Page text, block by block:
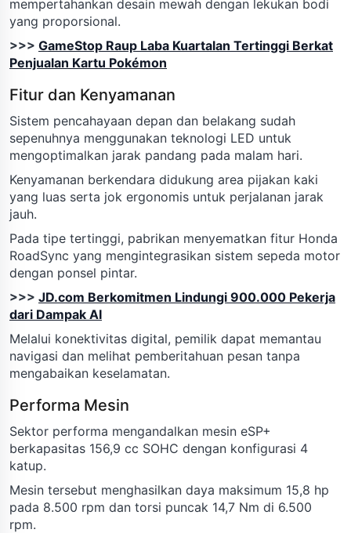
mempertahankan desain mewah dengan lekukan bodi
yang proporsional.
>>> GameStop Raup Laba Kuartalan Tertinggi Berkat
Penjualan Kartu Pokémon
Fitur dan Kenyamanan
Sistem pencahayaan depan dan belakang sudah
sepenuhnya menggunakan teknologi LED untuk
mengoptimalkan jarak pandang pada malam hari.
Kenyamanan berkendara didukung area pijakan kaki
yang luas serta jok ergonomis untuk perjalanan jarak
jauh.
Pada tipe tertinggi, pabrikan menyematkan fitur Honda
RoadSync yang mengintegrasikan sistem sepeda motor
dengan ponsel pintar.
>>> JD.com Berkomitmen Lindungi 900.000 Pekerja
dari Dampak AI
Melalui konektivitas digital, pemilik dapat memantau
navigasi dan melihat pemberitahuan pesan tanpa
mengabaikan keselamatan.
Performa Mesin
Sektor performa mengandalkan mesin eSP+
berkapasitas 156,9 cc SOHC dengan konfigurasi 4
katup.
Mesin tersebut menghasilkan daya maksimum 15,8 hp
pada 8.500 rpm dan torsi puncak 14,7 Nm di 6.500
rpm.